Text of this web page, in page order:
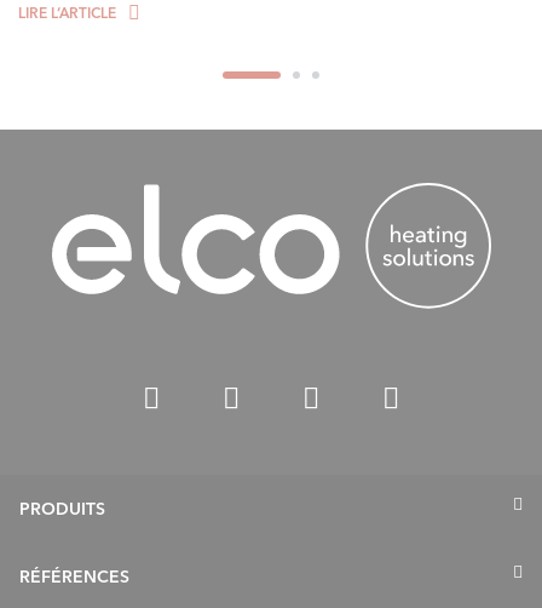
LIRE L‘ARTICLE
PRODUITS
Pompes à chaleur
RÉFÉRENCES